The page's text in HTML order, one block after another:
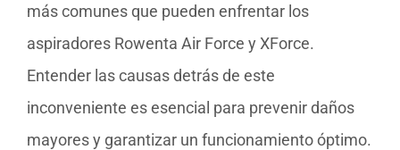
más comunes que pueden enfrentar los
aspiradores Rowenta Air Force y XForce.
Entender las causas detrás de este
inconveniente es esencial para prevenir daños
mayores y garantizar un funcionamiento óptimo.